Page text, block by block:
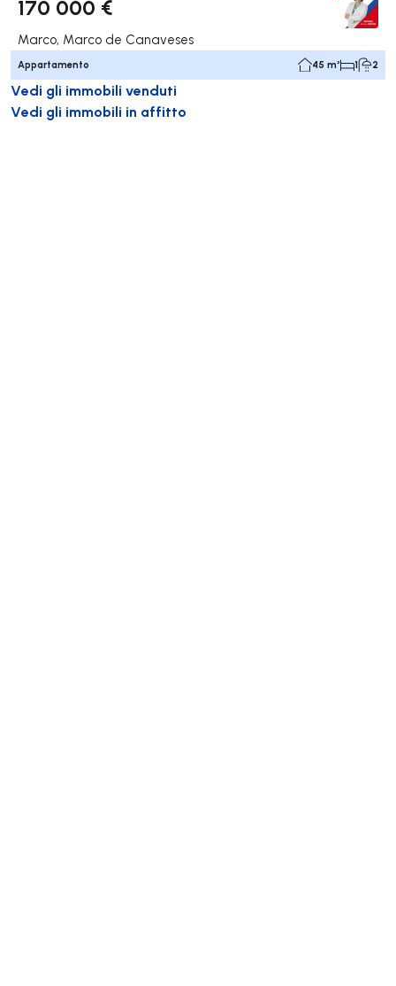
170 000 €
Marco, Marco de Canaveses
Appartamento 45 m² 1 2
Vedi gli immobili venduti
Vedi gli immobili in affitto